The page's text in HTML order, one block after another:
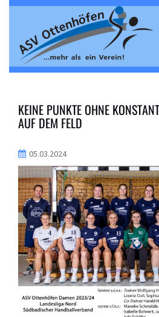
KEINE PUNKTE OHNE
AUF DEM FELD
05.03.2024